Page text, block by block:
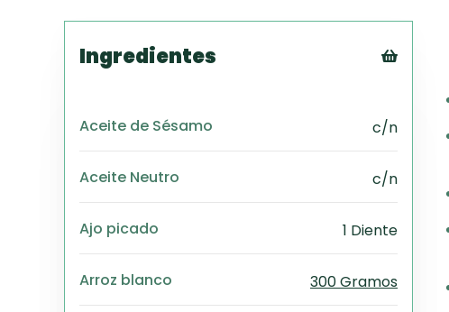
Ingredientes
PDF
Excel
Word
Aceite de Sésamo c/n
Aceite Neutro c/n
Ajo picado 1 Diente
Arroz blanco 300 Gramos